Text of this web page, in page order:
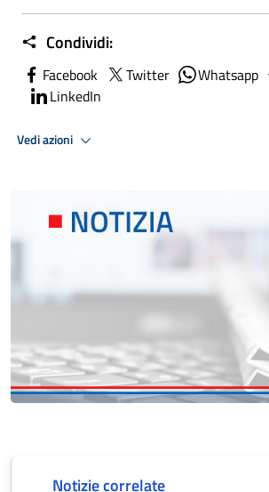
Condividi:
Facebook Twitter Whatsapp
LinkedIn
Vedi azioni
Notizie correlate